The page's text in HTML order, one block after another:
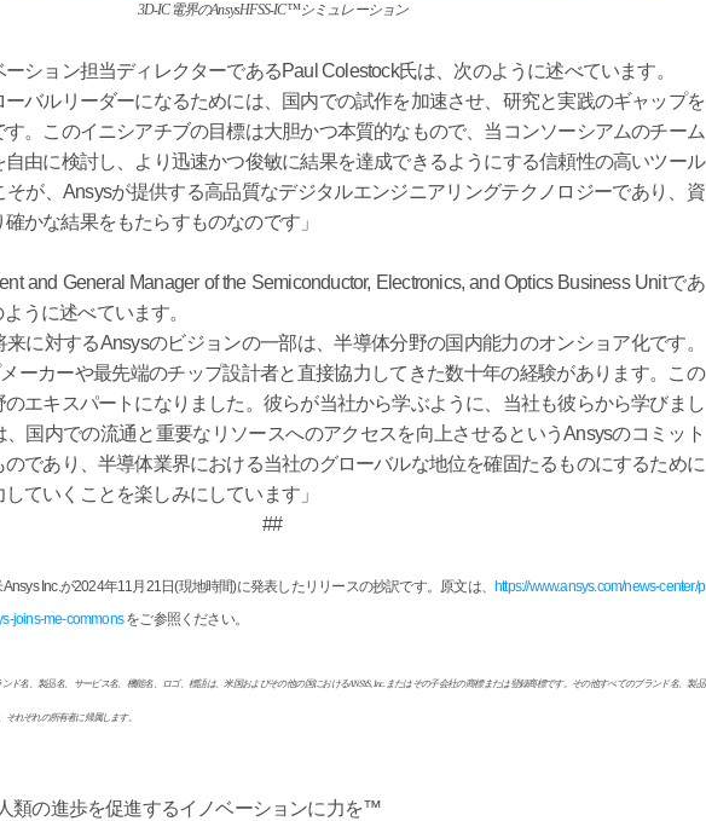
3D-IC電界のAnsysHFSS-IC™シミュレーション
ション担当ディレクターであるPaul Colestock氏は、次のように述べています。
ーバルリーダーになるためには、国内での試作を加速させ、研究と実践のギャップを
。このイニシアチブの目標は大胆かつ本質的なもので、当コンソーシアムのチーム
由に検討し、より迅速かつ俊敏に結果を達成できるようにする信頼性の高いツール
そが、Ansysが提供する高品質なデジタルエンジニアリングテクノロジーであり、資
かな結果をもたらすものなのです」
and General Manager of the Semiconductor, Electronics, and Optics Business Unitであ
うに述べています。
来に対するAnsysのビジョンの一部は、半導体分野の国内能力のオンショア化です。
ーカーや最先端のチップ設計者と直接協力してきた数十年の経験があります。この
のエキスパートになりました。彼らが当社から学ぶように、当社も彼らから学びまし
、国内での流通と重要なリソースへのアクセスを向上させるというAnsysのコミット
のであり、半導体業界における当社のグローバルな地位を確固たるものにするために
ていくことを楽しみにしています」
##
Inc.が2024年11月21日(現地時間)に発表したリリースの抄訳です。原文は、 https://www.ansys.com/news-center/p
joins-me-commonsをご参照ください。
ランド名、製品名、サービス名、機能名、ロゴ、標語は、米国およびその他の国におけるANSYS, Inc.またはその子会社の商標または登録商標です。その他すべてのブランド名、製品
れぞれの所有者に帰属します。
類の進歩を促進するイノベーションに力を™